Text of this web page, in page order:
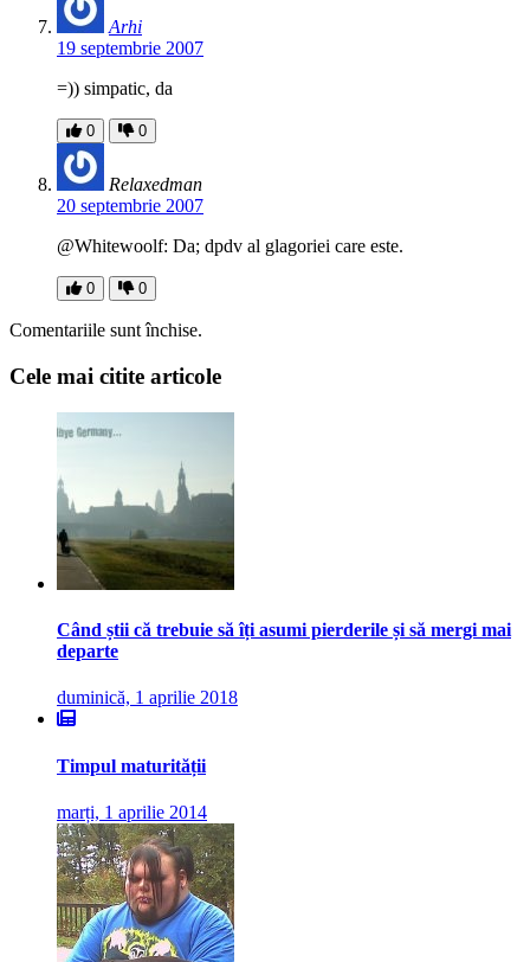
Arhi
19 septembrie 2007
=)) simpatic, da
0 0
Relaxedman
20 septembrie 2007
@Whitewoolf: Da; dpdv al glagoriei care este.
0 0
Comentariile sunt închise.
Cele mai citite articole
Când știi că trebuie să îți asumi pierderile și să mergi mai
departe
duminică, 1 aprilie 2018
Timpul maturității
marți, 1 aprilie 2014